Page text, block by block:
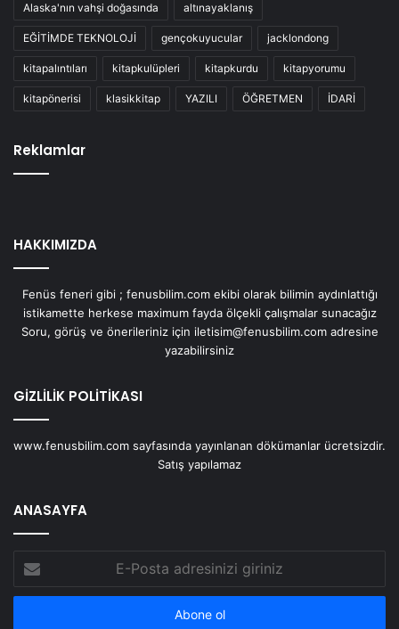
Alaska'nın vahşi doğasında altınayaklanış
EĞİTİMDE TEKNOLOJİ gençokuyucular jacklondong
kitapalıntıları kitapkulüpleri kitapkurdu kitapyorumu
kitapönerisi klasikkitap YAZILI ÖĞRETMEN İDARİ
Reklamlar
HAKKIMIZDA
Fenüs feneri gibi ; fenusbilim.com ekibi olarak bilimin aydınlattığı
istikamette herkese maximum fayda ölçekli çalışmalar sunacağız
Soru, görüş ve önerileriniz için iletisim@fenusbilim.com adresine
yazabilirsiniz
GİZLİLİK POLİTİKASI
www.fenusbilim.com sayfasında yayınlanan dökümanlar ücretsizdir.
Satış yapılamaz
ANASAYFA
Posta
adresinizi